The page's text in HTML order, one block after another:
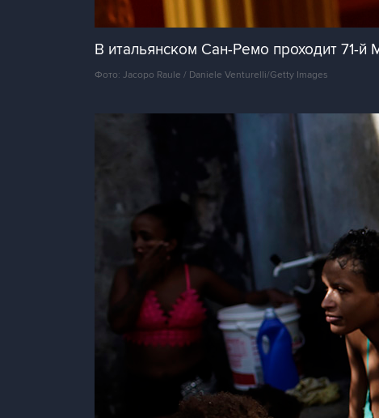
В итальянском Сан-Ремо проходит 71-
Фото: Jacopo Raule / Daniele Venturelli/Getty Images